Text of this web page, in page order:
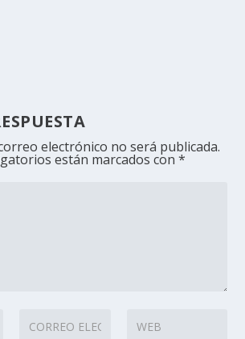
electrónico no será publicada.
están marcados con*